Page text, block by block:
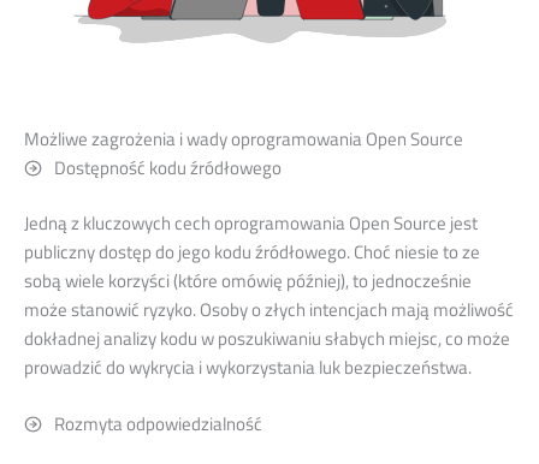
Możliwe zagrożenia i wady oprogramowania Open Source
Dostępność kodu źródłowego
Jedną z kluczowych cech oprogramowania Open Source jest
publiczny dostęp do jego kodu źródłowego. Choć niesie to ze
sobą wiele korzyści (które omówię później), to jednocześnie
może stanowić ryzyko. Osoby o złych intencjach mają możliwość
dokładnej analizy kodu w poszukiwaniu słabych miejsc, co może
prowadzić do wykrycia i wykorzystania luk bezpieczeństwa.
Rozmyta odpowiedzialność